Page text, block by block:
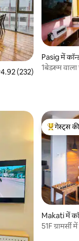
रेटिंग 5 में से 4.92, 232
4.92 (232)
Pasig में
1बेडरूम
गेस्ट्स का
गेस्ट्स
Makati में
51F